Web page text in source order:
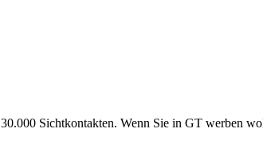
Sichtkontakten. Wenn Sie in GT werben